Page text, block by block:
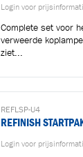
Login voor
Complete set voor
verweerde
ziet...
REFLSP-U4
REFINISH
Login voor